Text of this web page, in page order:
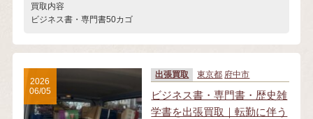
買取内容
ビジネス書・専門書50カゴ
出張買取 東京都 府中市
ビジネス書・専門書・歴史雑
学書を出張買取｜転勤に伴う
2026
06/05